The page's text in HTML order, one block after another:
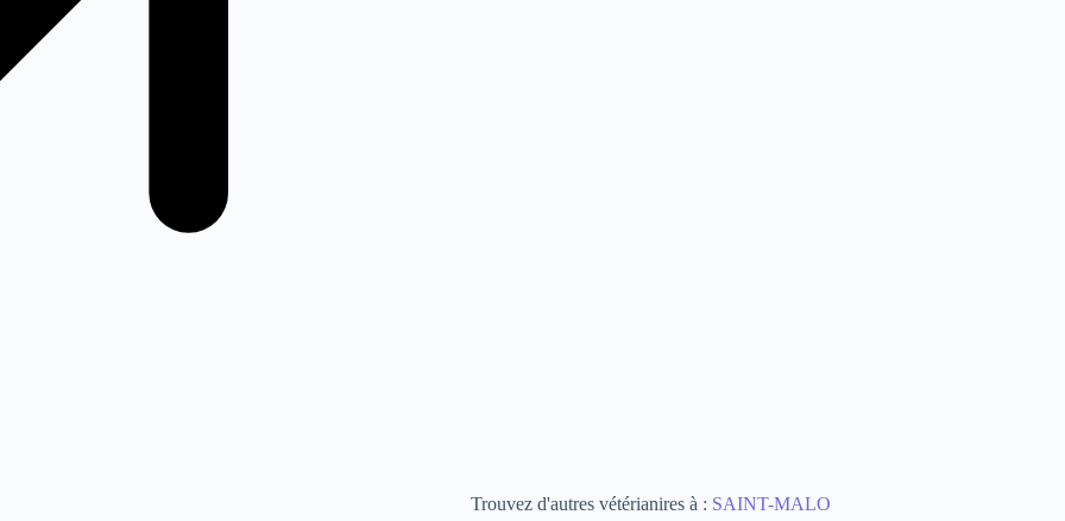
Trouvez d'autres vétérianires à : SAINT-MALO